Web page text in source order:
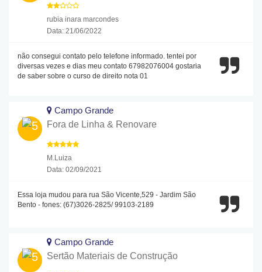
rubia inara marcondes
Data: 21/06/2022
não consegui contato pelo telefone informado. tentei por
diversas vezes e dias meu contato 67982076004 gostaria
de saber sobre o curso de direito nota 01
Campo Grande
Fora de Linha & Renovare
M.Luiza
Data: 02/09/2021
Essa loja mudou para rua São Vicente,529 - Jardim São
Bento - fones: (67)3026-2825/ 99103-2189
Campo Grande
Sertão Materiais de Construção